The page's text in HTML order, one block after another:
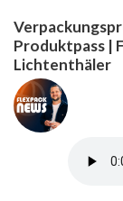
Produktpass |
Lichtenthäler